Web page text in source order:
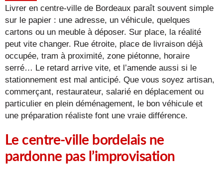
Livrer en centre-ville de Bordeaux paraît souvent simple
sur le papier : une adresse, un véhicule, quelques
cartons ou un meuble à déposer. Sur place, la réalité
peut vite changer. Rue étroite, place de livraison déjà
occupée, tram à proximité, zone piétonne, horaire
serré… Le retard arrive vite, et l’amende aussi si le
stationnement est mal anticipé. Que vous soyez artisan,
commerçant, restaurateur, salarié en déplacement ou
particulier en plein déménagement, le bon véhicule et
une préparation réaliste font une vraie différence.
Le centre-ville bordelais ne
pardonne pas l’improvisation